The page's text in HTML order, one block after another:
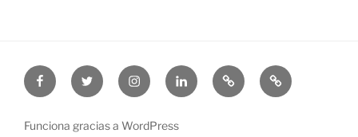
FacebookTwitter InstagramLinkedinThreadsBluesky
Funciona gracias a WordPress